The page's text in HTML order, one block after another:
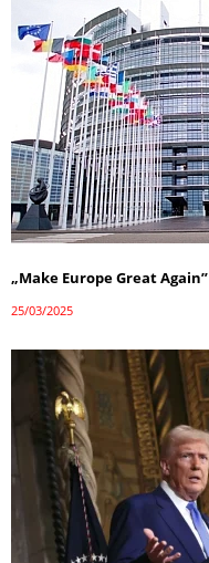
„Make Europe Great Again”
25/03/2025